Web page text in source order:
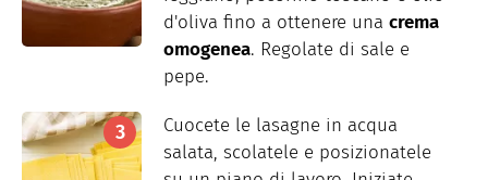
d'oliva fino a ottenere una crema
omogenea. Regolate di sale e
pepe.
Cuocete le lasagne in acqua
salata, scolatele e posizionatele